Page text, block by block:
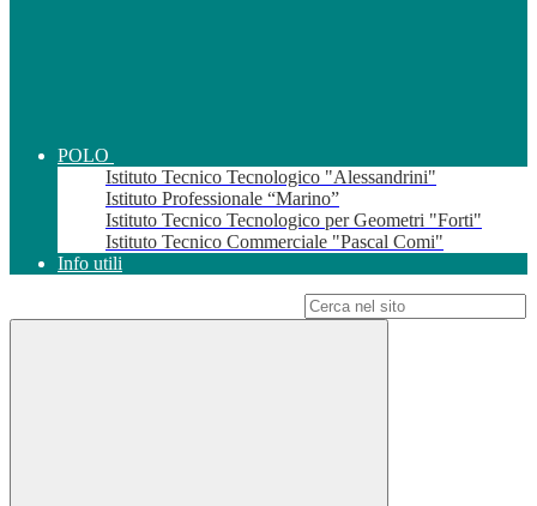
POLO
Istituto Tecnico Tecnologico "Alessandrini"
Istituto Professionale “Marino”
Istituto Tecnico Tecnologico per Geometri "Forti"
Istituto Tecnico Commerciale "Pascal Comi"
Info utili